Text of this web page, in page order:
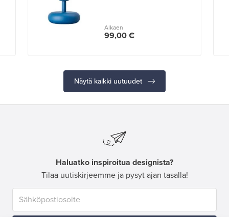
Alkaen
99,00 €
Näytä kaikki uutuudet
Haluatko inspiroitua designista?
Tilaa uutiskirjeemme ja pysyt ajan tasalla!